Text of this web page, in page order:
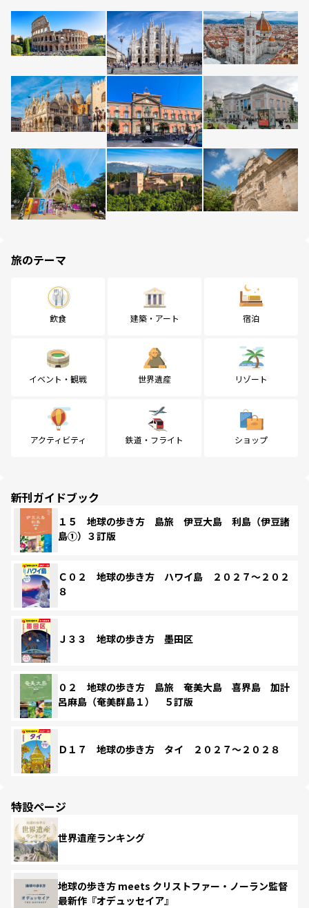
旅のテーマ
飲食 建築・アート 宿泊
イベント・観戦 世界遺産 リゾート
アクティビティ 鉄道・フライト ショップ
新刊ガイドブック
１５ 地球の歩き方 島旅 伊豆大島 利島（伊豆諸
島①）３訂版
Ｃ０２ 地球の歩き方 ハワイ島 ２０２７～２０２
８
Ｊ３３ 地球の歩き方 墨田区
０２ 地球の歩き方 島旅 奄美大島 喜界島 加計
呂麻島（奄美群島１） ５訂版
Ｄ１７ 地球の歩き方 タイ ２０２７～２０２８
特設ページ
世界遺産ランキング
地球の歩き方 meets クリストファー・ノーラン監督
最新作『オデュッセイア』